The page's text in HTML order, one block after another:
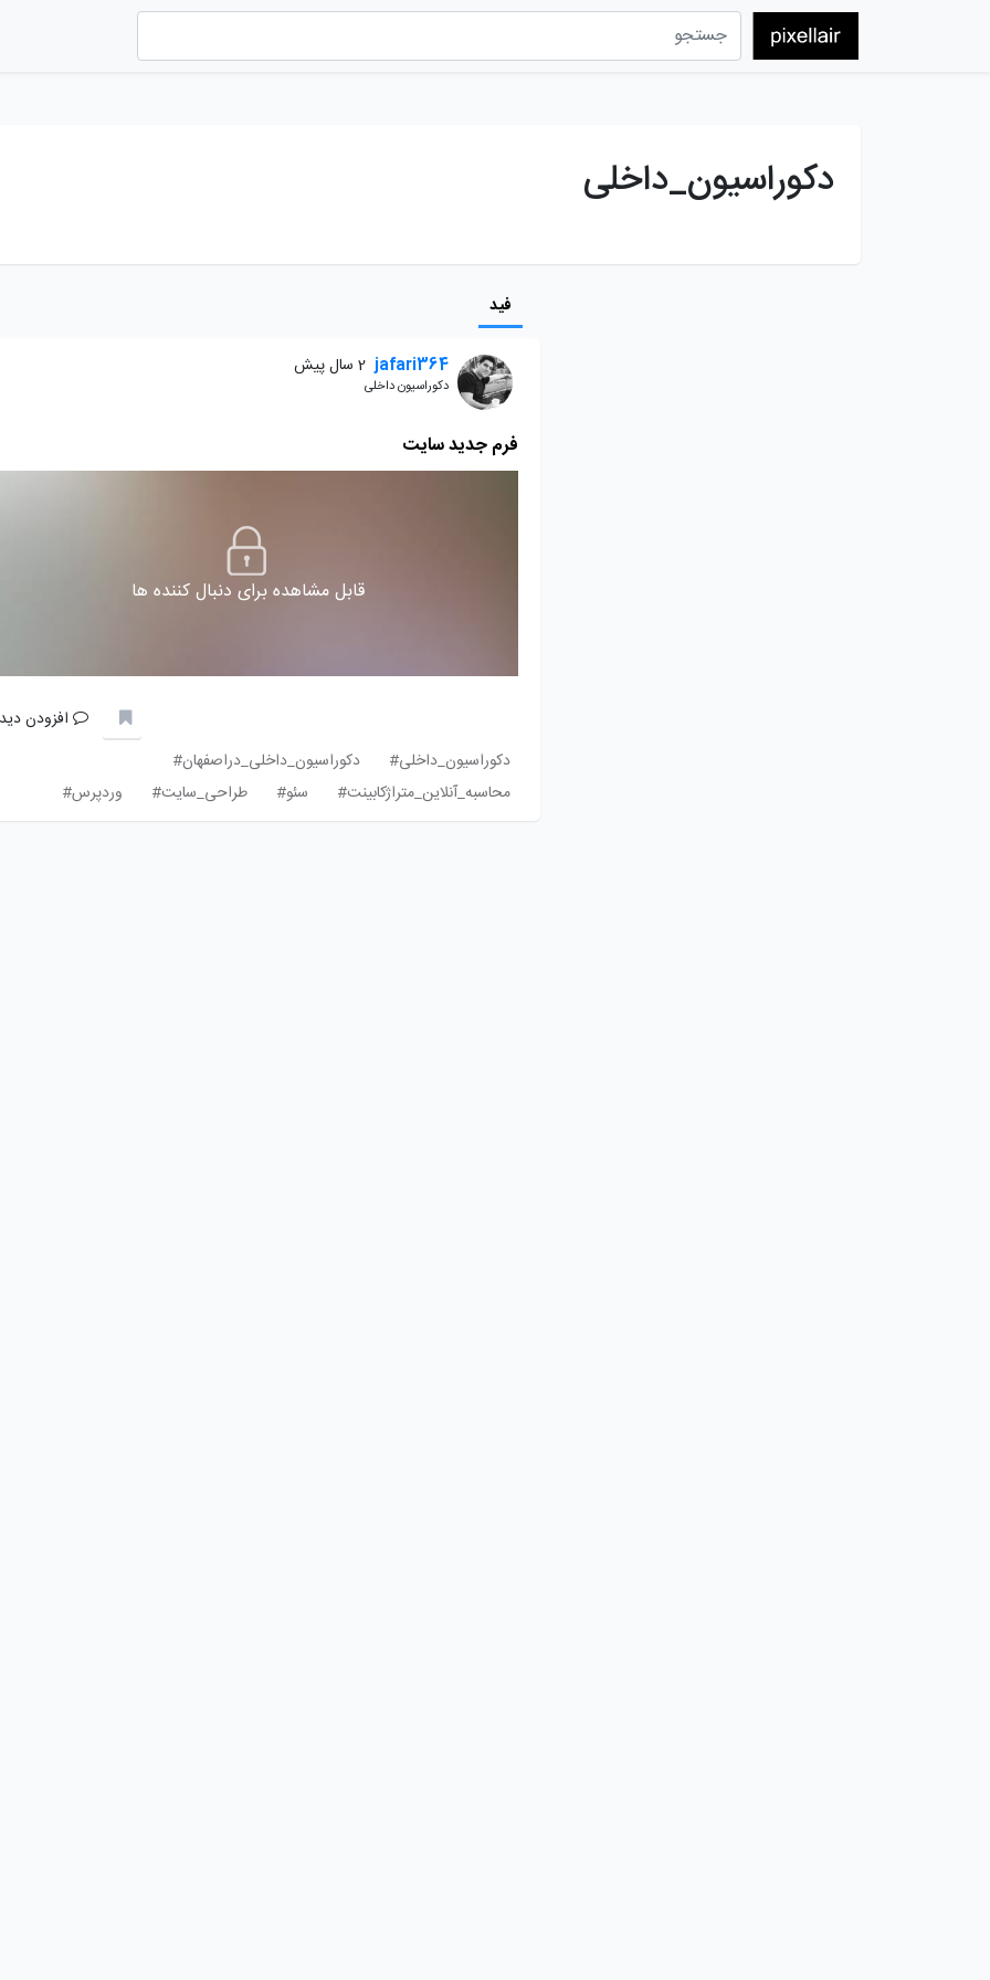
دکوراسیون_داخلی
فید
jafari364 2 سال پیش
دکوراسیون داخلی
فرم جدید سایت
قابل مشاهده برای دنبال کننده ها
افزودن
دکوراسیون_داخلی#
دکوراسیون_داخلی_دراصفهان#
محاسبه_آنلاین_متراژکابینت#
سئو# طراحی_سایت# وردپرس#